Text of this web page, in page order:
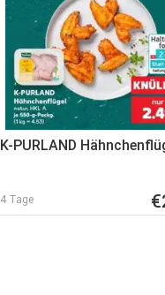
K-PURLAND
4 Tage